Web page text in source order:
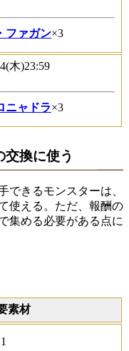
ファガン×3
木)23:59
ニャドラ×3
換に使う
できるモンスターは、
使える。ただ、報酬の
集める必要がある点に
素材